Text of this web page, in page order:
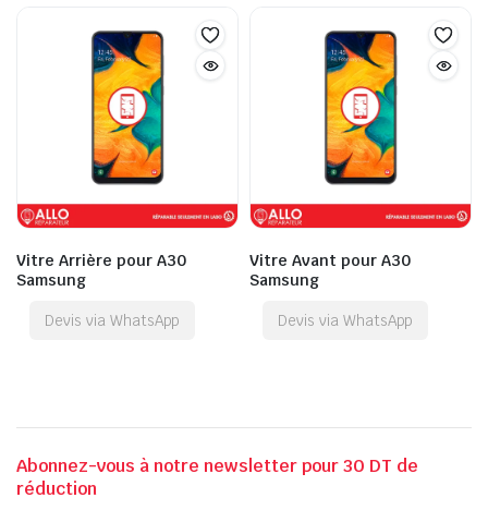
Vitre Arrière pour A30
Samsung
Devis via WhatsApp
Vitre Avant pour A30
Samsung
Devis via WhatsApp
Abonnez-vous à notre newsletter pour 30 DT de
réduction